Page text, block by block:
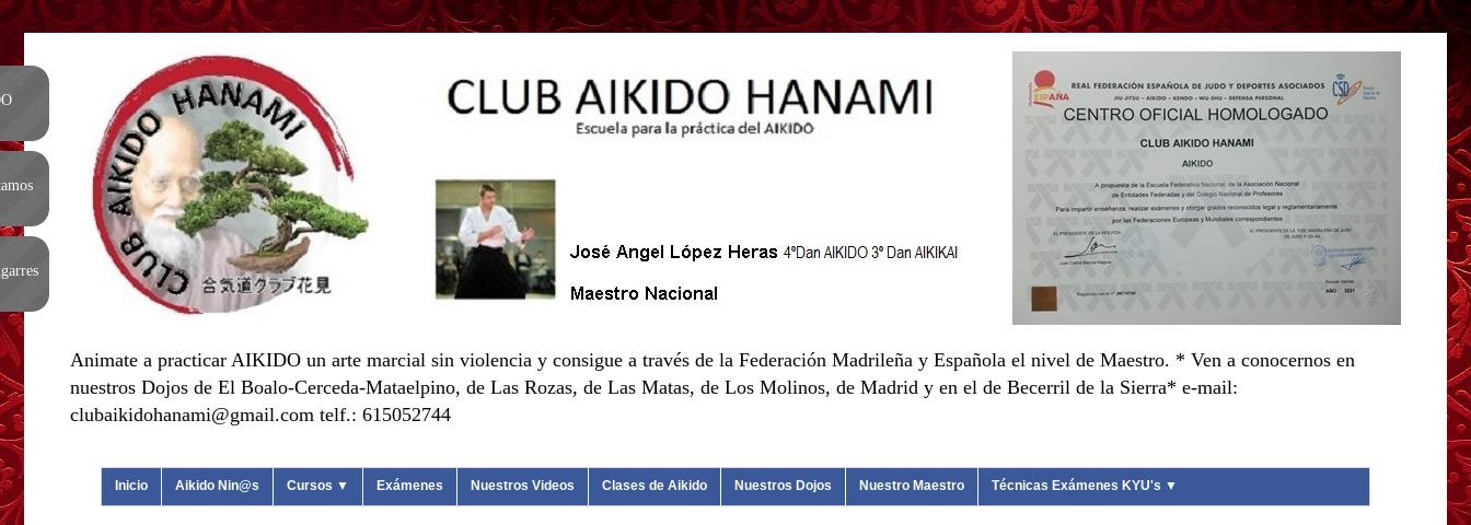
Animate a practicar AIKIDO un arte marcial sin violencia y consigue a través de la Federación Madrileña y Española el nivel de Maestro. * Ven a conocernos en
nuestros Dojos de El Boalo-Cerceda-Mataelpino, de Las Rozas, de Las Matas, de Los Molinos, de Madrid y en el de Becerril de la Sierra* e-mail:
clubaikidohanami@gmail.com telf.: 615052744
Inicio Aikido Nin@s Cursos ▼ Exámenes Nuestros Videos Clases de Aikido Nuestros Dojos Nuestro Maestro Técnicas Exámenes KYU's ▼